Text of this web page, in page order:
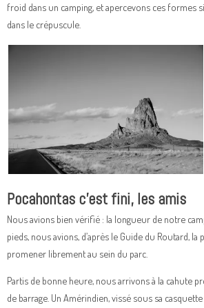
froid dans un camping, et apercevons ces formes
dans le crépuscule.
Pocahontas c’est fini, les amis
Nous avions bien vérifié : la longueur de notre
pieds, nous avions, d’après le Guide du Routard,
promener librement au sein du parc.
Partis de bonne heure, nous arrivons à la cahute
de barrage. Un Amérindien, vissé sous sa